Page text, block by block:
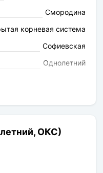
Смородина
корневая система
Софиевская
Однолетний
Черный
ОКС)